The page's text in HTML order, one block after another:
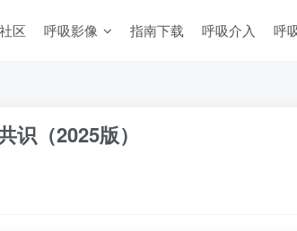
区 呼吸影像 指南下载 呼吸介入 呼
识（2025版）